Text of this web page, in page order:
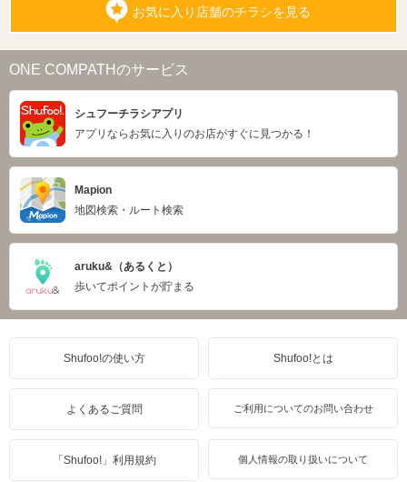
お気に入り店舗のチラシを見る
ONE COMPATHのサービス
シュフーチラシアプリ
アプリならお気に入りのお店がすぐに見つかる！
Mapion
地図検索・ルート検索
aruku&（あるくと）
歩いてポイントが貯まる
Shufoo!の使い方 Shufoo!とは
よくあるご質問 ご利用についてのお問い合わせ
「Shufoo!」利用規約 個人情報の取り扱いについて